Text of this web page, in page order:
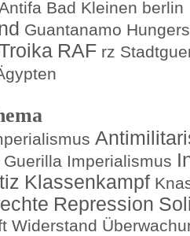
Bad Kleinen berlin
Guantanamo
RAF rz
Guerilla Imperialismus
Klassenkampf
Repression
Widerstand